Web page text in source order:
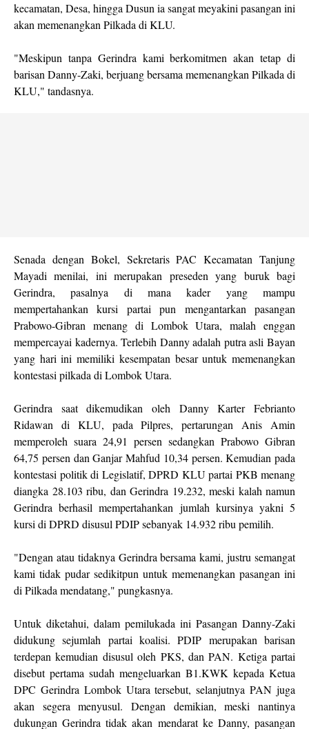
kecamatan, Desa, hingga Dusun ia sangat meyakini pasangan ini
akan memenangkan Pilkada di KLU.
"Meskipun tanpa Gerindra kami berkomitmen akan tetap di
barisan Danny-Zaki, berjuang bersama memenangkan Pilkada di
KLU," tandasnya.
Senada dengan Bokel, Sekretaris PAC Kecamatan Tanjung
Mayadi menilai, ini merupakan preseden yang buruk bagi
Gerindra, pasalnya di mana kader yang mampu
mempertahankan kursi partai pun mengantarkan pasangan
Prabowo-Gibran menang di Lombok Utara, malah enggan
mempercayai kadernya. Terlebih Danny adalah putra asli Bayan
yang hari ini memiliki kesempatan besar untuk memenangkan
kontestasi pilkada di Lombok Utara.
Gerindra saat dikemudikan oleh Danny Karter Febrianto
Ridawan di KLU, pada Pilpres, pertarungan Anis Amin
memperoleh suara 24,91 persen sedangkan Prabowo Gibran
64,75 persen dan Ganjar Mahfud 10,34 persen. Kemudian pada
kontestasi politik di Legislatif, DPRD KLU partai PKB menang
diangka 28.103 ribu, dan Gerindra 19.232, meski kalah namun
Gerindra berhasil mempertahankan jumlah kursinya yakni 5
kursi di DPRD disusul PDIP sebanyak 14.932 ribu pemilih.
"Dengan atau tidaknya Gerindra bersama kami, justru semangat
kami tidak pudar sedikitpun untuk memenangkan pasangan ini
di Pilkada mendatang," pungkasnya.
Untuk diketahui, dalam pemilukada ini Pasangan Danny-Zaki
didukung sejumlah partai koalisi. PDIP merupakan barisan
terdepan kemudian disusul oleh PKS, dan PAN. Ketiga partai
disebut pertama sudah mengeluarkan B1.KWK kepada Ketua
DPC Gerindra Lombok Utara tersebut, selanjutnya PAN juga
akan segera menyusul. Dengan demikian, meski nantinya
dukungan Gerindra tidak akan mendarat ke Danny, pasangan